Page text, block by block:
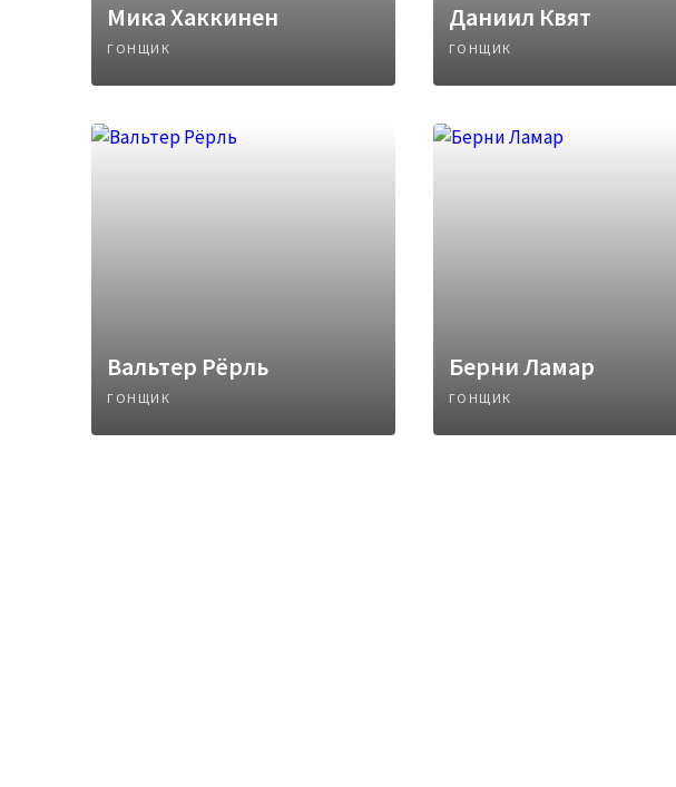
Мика Хаккинен
ГОНЩИК
Даниил Квят
ГОНЩИК
Вальтер Рёрль
ГОНЩИК
Берни Ламар
ГОНЩИК